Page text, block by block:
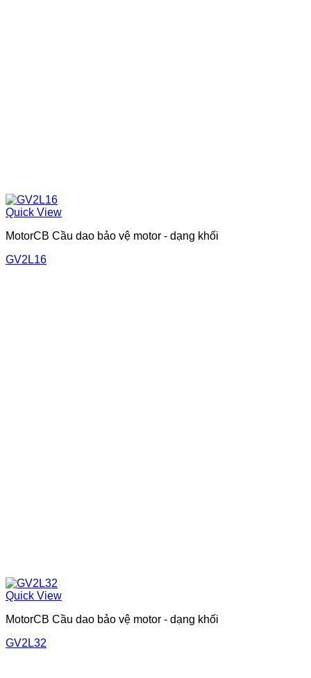
Quick View
MotorCB Cầu dao bảo vệ motor - dạng khối
GV2L16
Quick View
MotorCB Cầu dao bảo vệ motor - dạng khối
GV2L32